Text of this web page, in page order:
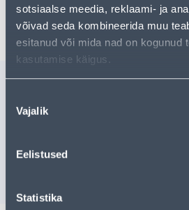
sotsiaalse meedia, reklaami- ja
võivad seda kombineerida muu
esitanud või mida nad on kogunud
kasutamise käigus.
valik
Vajalik
Eelistused
Statistika
Tarne pole võimalik
Sarnased tooted